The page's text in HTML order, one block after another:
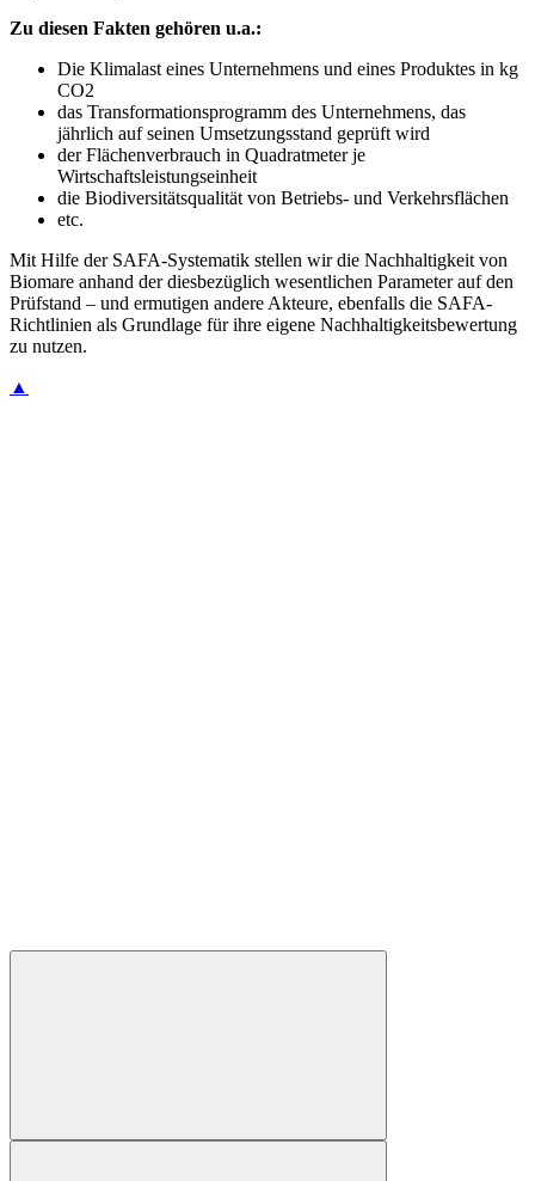
Zu diesen Fakten gehören u.a.:
Die Klimalast eines Unternehmens und eines Produktes in kg
CO2
das Transformationsprogramm des Unternehmens, das
jährlich auf seinen Umsetzungsstand geprüft wird
der Flächenverbrauch in Quadratmeter je
Wirtschaftsleistungseinheit
die Biodiversitätsqualität von Betriebs- und Verkehrsflächen
etc.
Mit Hilfe der SAFA-Systematik stellen wir die Nachhaltigkeit von
Biomare anhand der diesbezüglich wesentlichen Parameter auf den
Prüfstand – und ermutigen andere Akteure, ebenfalls die SAFA-
Richtlinien als Grundlage für ihre eigene Nachhaltigkeitsbewertung
zu nutzen.
▲